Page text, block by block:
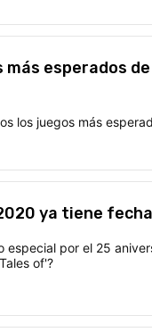
esperados
los juegos más
ya tiene fecha
especial por el 25
of'?